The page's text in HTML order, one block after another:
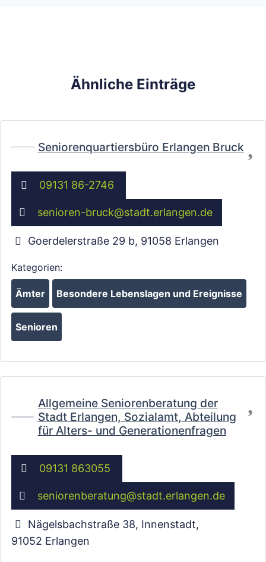
Wird geladen …
Ähnliche Einträge
Seniorenquartiersbüro Erlangen Bruck
09131 86-2746
senioren-bruck@stadt.erlangen.de
Goerdelerstraße 29 b, 91058 Erlangen
Kategorien:
Ämter Besondere Lebenslagen und Ereignisse
Senioren
Allgemeine Seniorenberatung der
Stadt Erlangen, Sozialamt, Abteilung
für Alters- und Generationenfragen
09131 863055
seniorenberatung@stadt.erlangen.de
Nägelsbachstraße 38, Innenstadt,
91052 Erlangen